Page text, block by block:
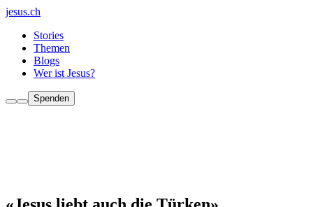
jesus.ch
Stories
Themen
Blogs
Wer ist Jesus?
Spenden